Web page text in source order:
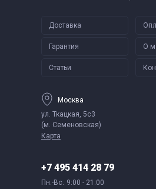
Доставка
Гарантия О
Статьи
Москва
ул. Ткацкая, 5с3
(м. Семеновская)
Карта
+7 495 414 28 79
Пн.-Вс. 9:00 - 21:00